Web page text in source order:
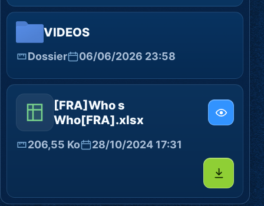
VIDEOS
Dossier 06/06/2026 23:58
[FRA]Who s
Who[FRA].xlsx
206,55 Ko 28/10/2024 17:31